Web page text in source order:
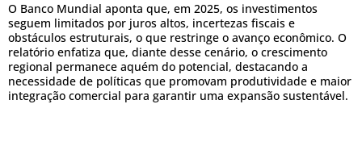
O Banco Mundial aponta que, em 2025, os investimentos
seguem limitados por juros altos, incertezas fiscais e
obstáculos estruturais, o que restringe o avanço econômico. O
relatório enfatiza que, diante desse cenário, o crescimento
regional permanece aquém do potencial, destacando a
necessidade de políticas que promovam produtividade e maior
integração comercial para garantir uma expansão sustentável.